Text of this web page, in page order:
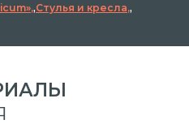
,Стулья и кресла ,